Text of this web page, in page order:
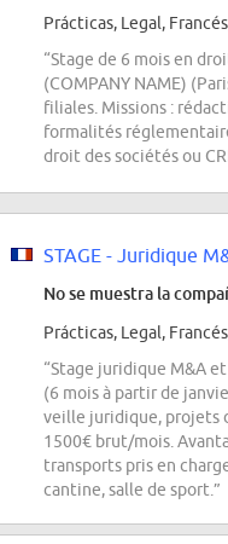
Prácticas, Legal,
“Stage de 6 mois en
(COMPANY NAME)
filiales. Missions :
formalités
droit des sociétés ou
No se muestra la
Prácticas, Legal,
“Stage juridique M&A
(6 mois à partir de
veille juridique, projets
1500€ brut/mois.
transports pris en
cantine, salle de sport.”